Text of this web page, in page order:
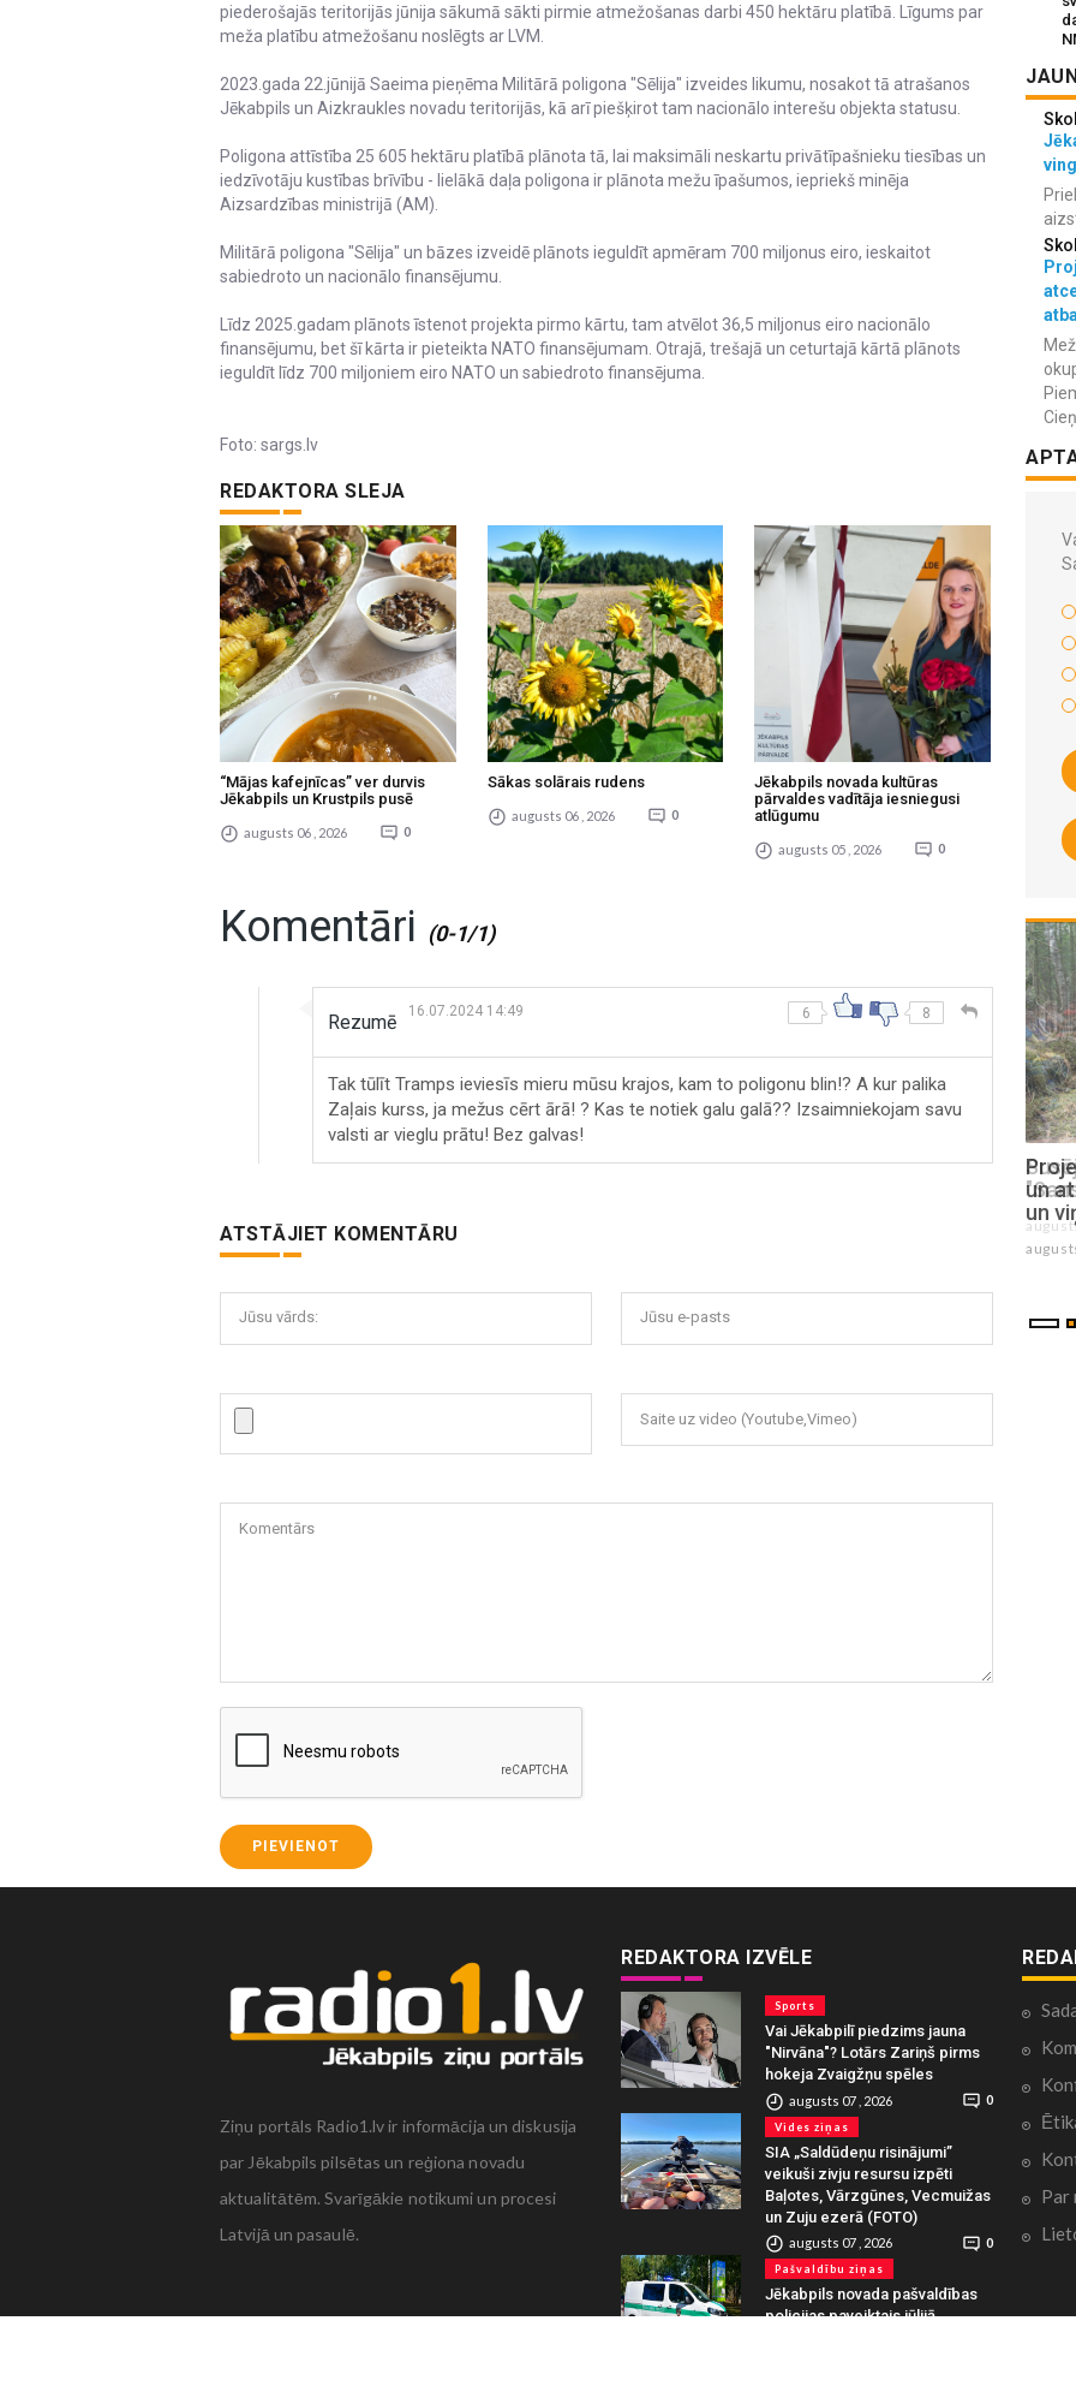
piederošajās teritorijās jūnija sākumā sākti pirmie atmežošanas darbi 450 hektāru platībā. Līgums par
meža platību atmežošanu noslēgts ar LVM.
2023.gada 22.jūnijā Saeima pieņēma Militārā poligona "Sēlija" izveides likumu, nosakot tā atrašanos
Jēkabpils un Aizkraukles novadu teritorijās, kā arī piešķirot tam nacionālo interešu objekta statusu.
Poligona attīstība 25 605 hektāru platībā plānota tā, lai maksimāli neskartu privātīpašnieku tiesības un
iedzīvotāju kustības brīvību - lielākā daļa poligona ir plānota mežu īpašumos, iepriekš minēja
Aizsardzības ministrijā (AM).
Militārā poligona "Sēlija" un bāzes izveidē plānots ieguldīt apmēram 700 miljonus eiro, ieskaitot
sabiedroto un nacionālo finansējumu.
Līdz 2025.gadam plānots īstenot projekta pirmo kārtu, tam atvēlot 36,5 miljonus eiro nacionālo
finansējumu, bet šī kārta ir pieteikta NATO finansējumam. Otrajā, trešajā un ceturtajā kārtā plānots
ieguldīt līdz 700 miljoniem eiro NATO un sabiedroto finansējuma.
Foto: sargs.lv
REDAKTORA SLEJA
“Mājas kafejnīcas” ver durvis
Jēkabpils un Krustpils pusē
augusts 06 , 2026 0
Sākas solārais rudens
augusts 06 , 2026 0
Jēkabpils novada kultūras
pārvaldes vadītāja iesniegusi
atlūgumu
augusts 05 , 2026 0
Komentāri (0-1/1)
Rezumē 16.07.2024 14:49 6 8
Tak tūlīt Tramps ieviesīs mieru mūsu krajos, kam to poligonu blin!? A kur palika
Zaļais kurss, ja mežus cērt ārā! ? Kas te notiek galu galā?? Izsaimniekojam savu
valsti ar vieglu prātu! Bez galvas!
ATSTĀJIET KOMENTĀRU
Jūsu vārds: Jūsu e-pasts
Saite uz video (Youtube,Vimeo)
Komentārs
PIEVIENOT
Susējas mežā sācies festivāls
un
un
Ziņu portāls Radio1.lv ir informācija un diskusija
par Jēkabpils pilsētas un reģiona novadu
aktualitātēm. Svarīgākie notikumi un procesi
Latvijā un pasaulē.
REDAKTORA IZVĒLE
Sports
Vai Jēkabpilī piedzims jauna
"Nirvāna"? Lotārs Zariņš pirms
hokeja Zvaigžņu spēles
augusts 07 , 2026 0
Vides ziņas
SIA „Saldūdeņu risinājumi”
veikuši zivju resursu izpēti
Baļotes, Vārzgūnes, Vecmuižas
un Zuju ezerā (FOTO)
augusts 07 , 2026 0
Pašvaldību ziņas
Jēkabpils novada pašvaldības
policijas paveiktais jūlijā
Par